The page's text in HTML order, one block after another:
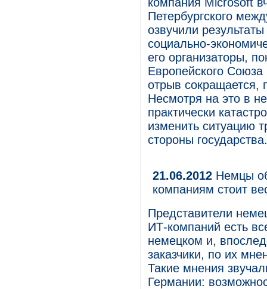
Петербургского
озвучили
социально-
его организаторы,
Европейского
отрыв
Несмотря на это в
практически
изменить ситуацию
стороны государства.
21.06.2012 Немцы
компаниям стоит
Представители
ИТ-компаний есть
немецком и,
заказчики, по их
Такие мнения
Германии: